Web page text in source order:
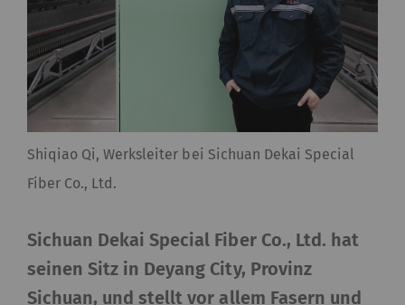
Shiqiao Qi, Werksleiter bei Sichuan Dekai Special
Fiber Co., Ltd.
Sichuan Dekai Special Fiber Co., Ltd. hat
seinen Sitz in Deyang City, Provinz
Sichuan, und stellt vor allem Fasern und